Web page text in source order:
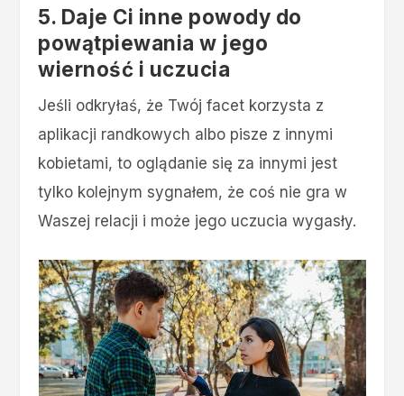
5. Daje Ci inne powody do
powątpiewania w jego
wierność i uczucia
Jeśli odkryłaś, że Twój facet korzysta z
aplikacji randkowych albo pisze z innymi
kobietami, to oglądanie się za innymi jest
tylko kolejnym sygnałem, że coś nie gra w
Waszej relacji i może jego uczucia wygasły.